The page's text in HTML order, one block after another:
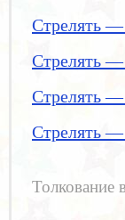
Стрелять
Стрелять
Стрелять
Стрелять
Толкование